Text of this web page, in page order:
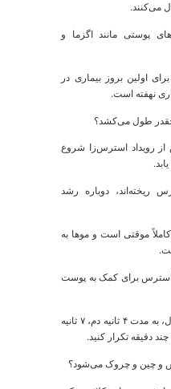
درمانی به شما
منجر به
فیزیکی،
جسم و ذهن را
حمایت، نه
و آسیب‌پذیر
به "حمایت" است.
ملایم و فاقد
باشید که
و پنتنول